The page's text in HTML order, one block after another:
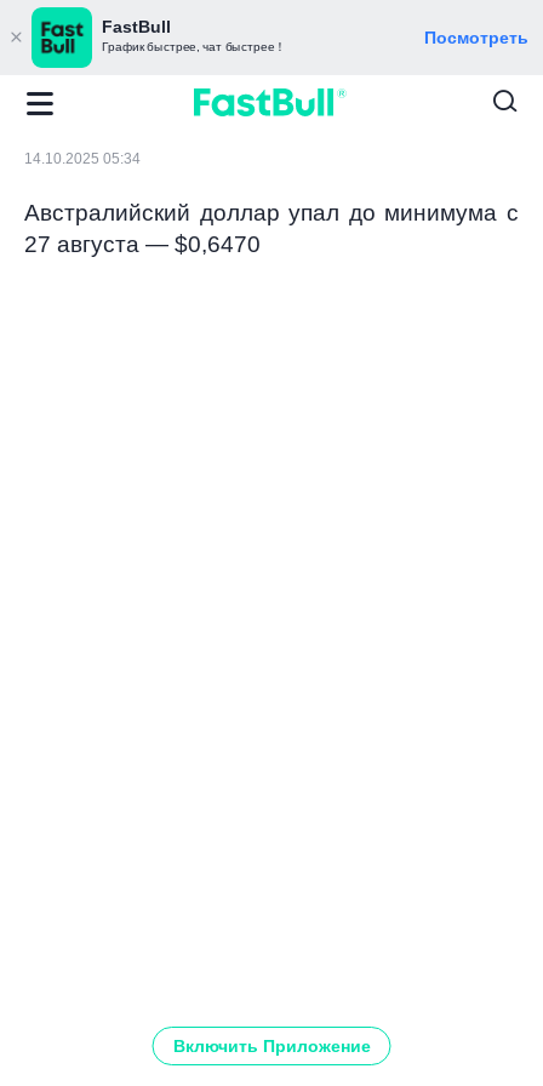
FastBull
График быстрее, чат быстрее！ Посмотреть
14.10.2025 05:34
Австралийский доллар упал до минимума с
27 августа — $0,6470
Включить Приложение